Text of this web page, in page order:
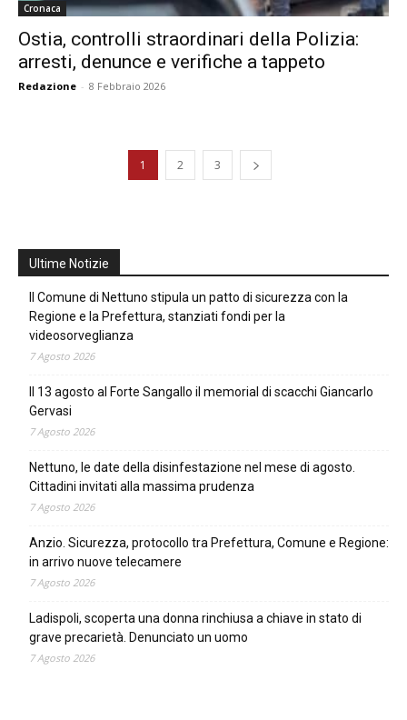
Cronaca
Ostia, controlli straordinari della Polizia:
arresti, denunce e verifiche a tappeto
Redazione - 8 Febbraio 2026
1 2 3
Ultime Notizie
Il Comune di Nettuno stipula un patto di sicurezza con la
Regione e la Prefettura, stanziati fondi per la
videosorveglianza
7 Agosto 2026
Il 13 agosto al Forte Sangallo il memorial di scacchi Giancarlo
Gervasi
7 Agosto 2026
Nettuno, le date della disinfestazione nel mese di agosto.
Cittadini invitati alla massima prudenza
7 Agosto 2026
Anzio. Sicurezza, protocollo tra Prefettura, Comune e Regione:
in arrivo nuove telecamere
7 Agosto 2026
Ladispoli, scoperta una donna rinchiusa a chiave in stato di
grave precarietà. Denunciato un uomo
7 Agosto 2026